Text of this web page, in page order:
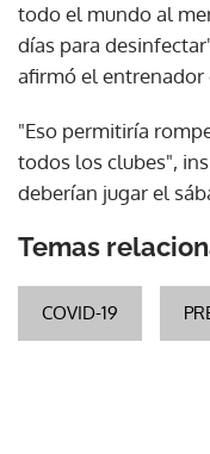
todo el mundo al
días para
afirmó el entrenador
"Eso permitiría
todos los clubes",
deberían jugar el
Temas
COVID-19